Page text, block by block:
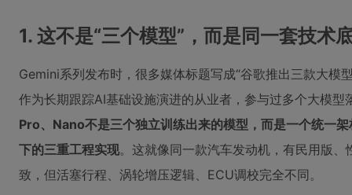
1. 这不是“三个模型”，而是同一套技术
Gemini系列发布时，很多媒体标题写成“谷歌推出三款大模
作为长期跟踪AI基础设施演进的从业者，参与过多个大模型
Pro、Nano不是三个独立训练出来的模型，而是一个统一
下的三重工程实现。这就像同一款汽车发动机，有民用版
致，但活塞行程、涡轮增压逻辑、ECU调校完全不同。